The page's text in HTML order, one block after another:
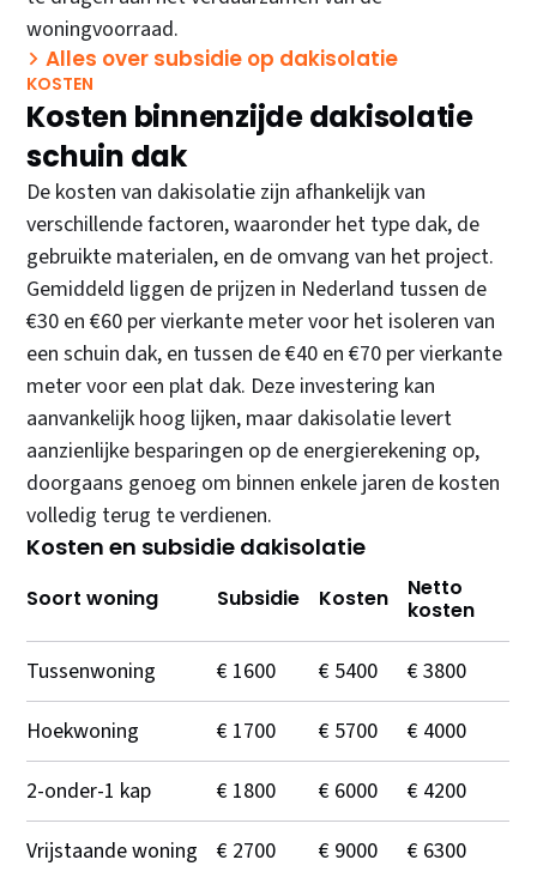
woningvoorraad.
Alles over subsidie op dakisolatie
KOSTEN
Kosten binnenzijde dakisolatie
schuin dak
De kosten van dakisolatie zijn afhankelijk van
verschillende factoren, waaronder het type dak, de
gebruikte materialen, en de omvang van het project.
Gemiddeld liggen de prijzen in Nederland tussen de
€30 en €60 per vierkante meter voor het isoleren van
een schuin dak, en tussen de €40 en €70 per vierkante
meter voor een plat dak. Deze investering kan
aanvankelijk hoog lijken, maar dakisolatie levert
aanzienlijke besparingen op de energierekening op,
doorgaans genoeg om binnen enkele jaren de kosten
volledig terug te verdienen.
Soort woning Subsidie Kosten
Netto
kosten
Tussenwoning € 1600 € 5400
€ 3800
Hoekwoning
€ 1700 € 5700
€ 4000
2-onder-1 kap
€ 1800 € 6000
€ 4200
Vrijstaande woning
€ 2700 € 9000 € 6300
Kosten en subsidie dakisolatie